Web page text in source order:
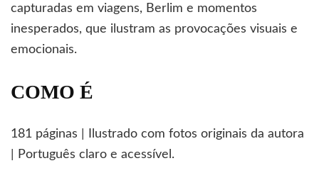
capturadas em viagens, Berlim e momentos
inesperados, que ilustram as provocações visuais e
emocionais.
COMO É
181 páginas | Ilustrado com fotos originais da autora
| Português claro e acessível.